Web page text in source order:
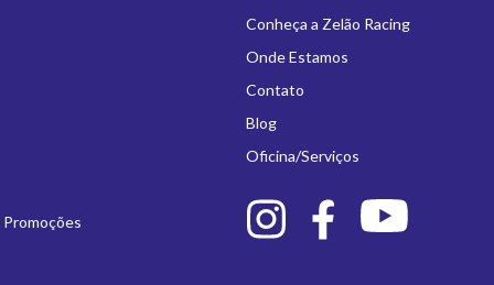
Promoções
Conheça a Zelão Racing
Onde Estamos
Contato
Blog
Oficina/Serviços